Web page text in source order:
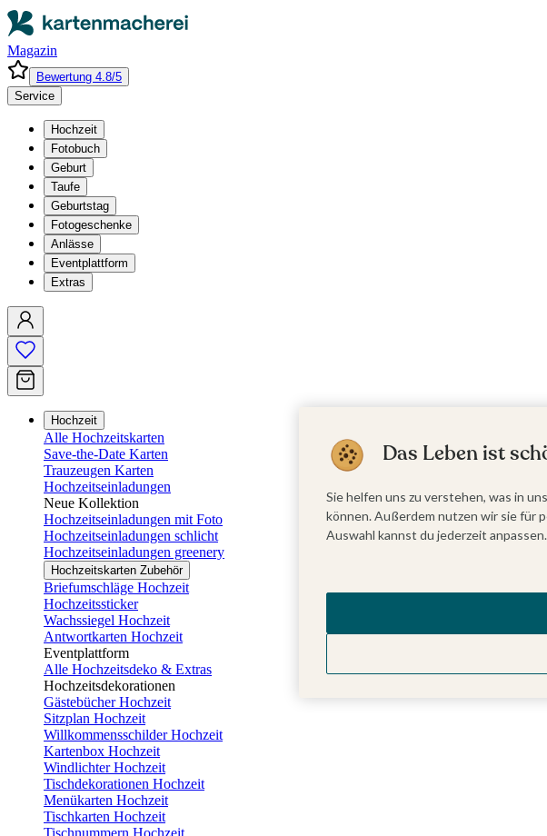
Magazin
Bewertung 4.8/5
Service
Hochzeit
Fotobuch
Geburt
Taufe
Geburtstag
Fotogeschenke
Anlässe
Eventplattform
Extras
Hochzeit
Alle Hochzeitskarten
Save-the-Date Karten
Trauzeugen Karten
Hochzeitseinladungen
Neue Kollektion
Hochzeitseinladungen mit Foto
Hochzeitseinladungen schlicht
Hochzeitseinladungen greenery
Hochzeitskarten Zubehör
Briefumschläge Hochzeit
Hochzeitssticker
Wachssiegel Hochzeit
Antwortkarten Hochzeit
Eventplattform
Alle Hochzeitsdeko & Extras
Hochzeitsdekorationen
Gästebücher Hochzeit
Sitzplan Hochzeit
Willkommensschilder Hochzeit
Kartenbox Hochzeit
Windlichter Hochzeit
Tischdekorationen Hochzeit
Menükarten Hochzeit
Tischkarten Hochzeit
Tischnummern Hochzeit
Das Leben ist
Sie helfen uns zu verstehen, was in
können. Außerdem nutzen wir sie für
Auswahl kannst du jederzeit anpassen.